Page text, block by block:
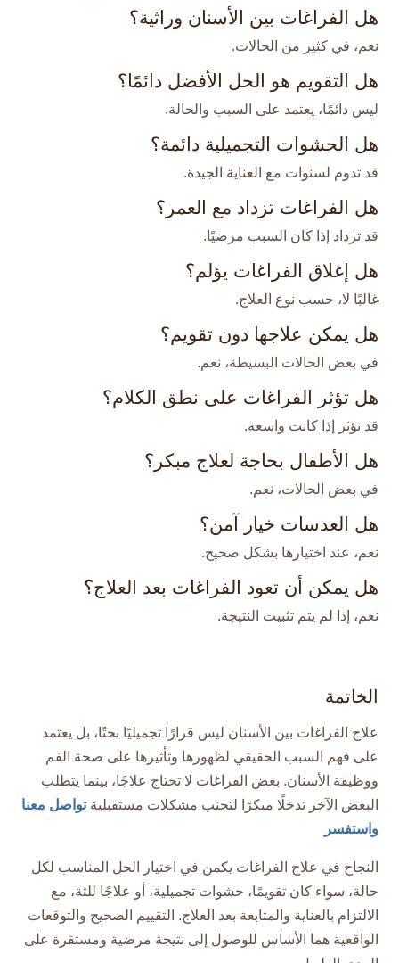
هل الفراغات بين الأسنان وراثية؟
نعم، في كثير من الحالات.
هل التقويم هو الحل الأفضل دائمًا؟
ليس دائمًا، يعتمد على السبب والحالة.
هل الحشوات التجميلية دائمة؟
قد تدوم لسنوات مع العناية الجيدة.
هل الفراغات تزداد مع العمر؟
قد تزداد إذا كان السبب مرضيًا.
هل إغلاق الفراغات يؤلم؟
غالبًا لا، حسب نوع العلاج.
هل يمكن علاجها دون تقويم؟
في بعض الحالات البسيطة، نعم.
هل تؤثر الفراغات على نطق الكلام؟
قد تؤثر إذا كانت واسعة.
هل الأطفال بحاجة لعلاج مبكر؟
في بعض الحالات، نعم.
هل العدسات خيار آمن؟
نعم، عند اختيارها بشكل صحيح.
هل يمكن أن تعود الفراغات بعد العلاج؟
نعم، إذا لم يتم تثبيت النتيجة.
الخاتمة
علاج الفراغات بين الأسنان ليس قرارًا تجميليًا بحتًا، بل يعتمد
على فهم السبب الحقيقي لظهورها وتأثيرها على صحة الفم
ووظيفة الأسنان. بعض الفراغات لا تحتاج علاجًا، بينما يتطلب
البعض الآخر تدخلًا مبكرًا لتجنب مشكلات مستقبليةتواصل معنا
واستفسر
النجاح في علاج الفراغات يكمن في اختيار الحل المناسب لكل
حالة، سواء كان تقويمًا، حشوات تجميلية، أو علاجًا للثة، مع
الالتزام بالعناية والمتابعة بعد العلاج. التقييم الصحيح والتوقعات
الواقعية هما الأساس للوصول إلى نتيجة مرضية ومستقرة على